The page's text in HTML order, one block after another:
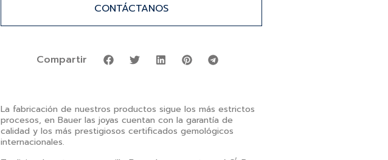
CONTÁCTANOS
Compartir
La fabricación de nuestros productos sigue los más estrictos
procesos, en Bauer las joyas cuentan con la garantía de
calidad y los más prestigiosos certificados gemológicos
internacionales.